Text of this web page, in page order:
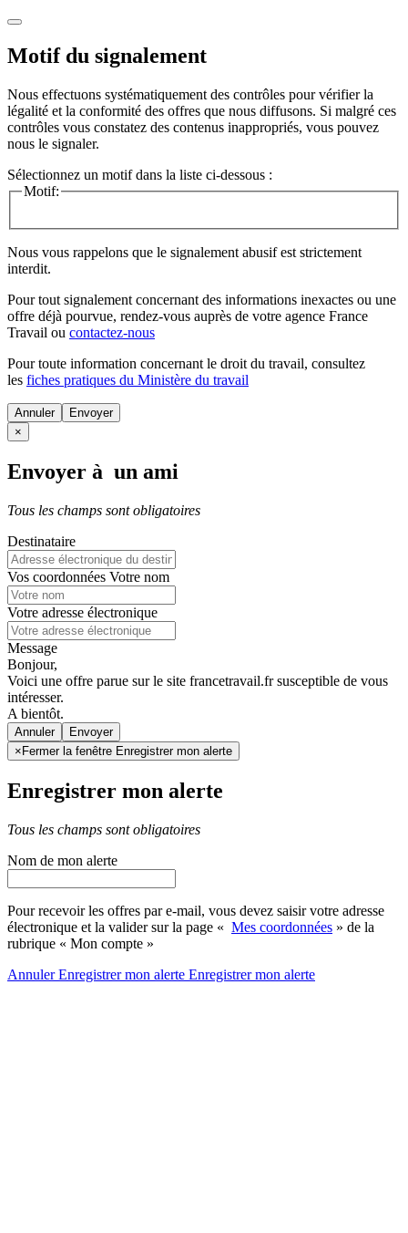
Motif du signalement
Nous effectuons systématiquement des contrôles pour vérifier la
légalité et la conformité des offres que nous diffusons. Si malgré ces
contrôles vous constatez des contenus inappropriés, vous pouvez
nous le signaler.
Sélectionnez un motif dans la liste ci-dessous :
Motif:
Nous vous rappelons que le signalement abusif est strictement
interdit.
Pour tout signalement concernant des informations inexactes ou une
offre déjà pourvue, rendez-vous auprès de votre agence France
Travail ou contactez-nous
Pour toute information concernant le droit du travail, consultez
les fiches pratiques du Ministère du travail
Annuler
×
Envoyer à un ami
Tous les champs sont obligatoires
Destinataire
Vos coordonnées Votre nom
Votre adresse électronique
Message
Bonjour,
Voici une offre parue sur le site francetravail.fr susceptible de vous
intéresser.
A bientôt.
Annuler
× Fermer la fenêtre Enregistrer mon alerte
Enregistrer mon alerte
Tous les champs sont obligatoires
Nom de mon alerte
Pour recevoir les offres par e-mail, vous devez saisir votre adresse
électronique et la valider sur la page « Mes coordonnées » de la
rubrique « Mon compte »
AnnulerEnregistrer mon alerte Enregistrermon alerte